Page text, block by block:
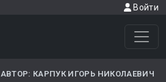
Войти
АВТОР: КАРПУК ИГОРЬ НИКОЛАЕВИЧ